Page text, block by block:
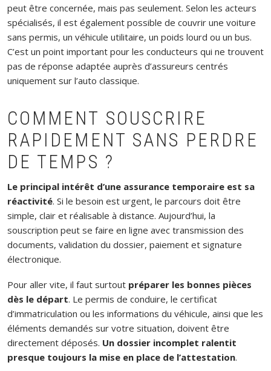
peut être concernée, mais pas seulement. Selon les acteurs
spécialisés, il est également possible de couvrir une voiture
sans permis, un véhicule utilitaire, un poids lourd ou un bus.
C’est un point important pour les conducteurs qui ne trouvent
pas de réponse adaptée auprès d’assureurs centrés
uniquement sur l’auto classique.
COMMENT SOUSCRIRE
RAPIDEMENT SANS PERDRE
DE TEMPS ?
Le principal intérêt d’une assurance temporaire est sa
réactivité. Si le besoin est urgent, le parcours doit être
simple, clair et réalisable à distance. Aujourd’hui, la
souscription peut se faire en ligne avec transmission des
documents, validation du dossier, paiement et signature
électronique.
Pour aller vite, il faut surtout préparer les bonnes pièces
dès le départ. Le permis de conduire, le certificat
d’immatriculation ou les informations du véhicule, ainsi que les
éléments demandés sur votre situation, doivent être
directement déposés. Un dossier incomplet ralentit
presque toujours la mise en place de l’attestation.